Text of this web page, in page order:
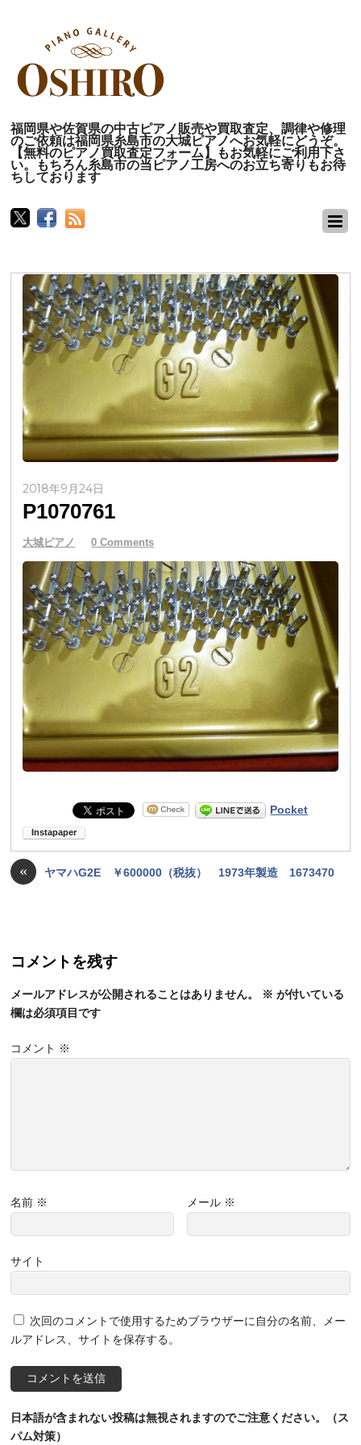
福岡県や佐賀県の中古ピアノ販売や買取査定、調律や修理
のご依頼は福岡県糸島市の大城ピアノへお気軽にどうぞ。
【無料のピアノ買取査定フォーム】もお気軽にご利用下さ
い。もちろん糸島市の当ピアノ工房へのお立ち寄りもお待
ちしております
2018年9月24日
P1070761
大城ピアノ 0 Comments
Pocket
« ヤマハG2E ￥600000（税抜） 1973年製造 1673470
コメントを残す
メールアドレスが公開されることはありません。 ※ が付いている
欄は必須項目です
コメント ※
名前 ※ メール ※
サイト
次回のコメントで使用するためブラウザーに自分の名前、メー
ルアドレス、サイトを保存する。
日本語が含まれない投稿は無視されますのでご注意ください。（ス
パム対策）